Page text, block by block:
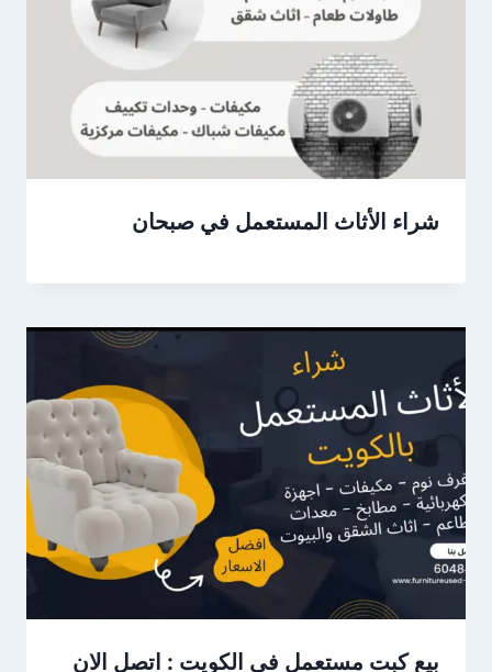
شراء الأثاث المستعمل في صبحان
بيع كبت مستعمل في الكويت : اتصل الان